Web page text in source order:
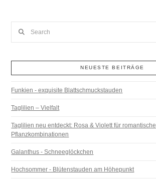
NEUESTE BEITRÄGE
Funkien - exquisite Blattschmuckstauden
Taglilien – Vielfalt
Taglilien neu entdeckt: Rosa & Violett für romantische
Pflanzkombinationen
Galanthus - Schneeglöckchen
Hochsommer - Blütenstauden am Höhepunkt